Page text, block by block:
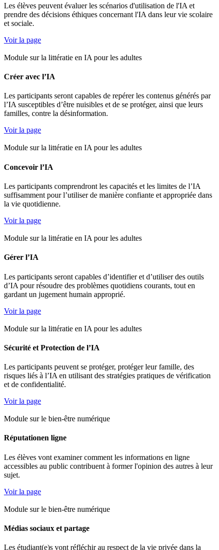
Les élèves peuvent évaluer les scénarios d'utilisation de l'IA et
prendre des décisions éthiques concernant l'IA dans leur vie scolaire
et sociale.
Voir la page
Module sur la littératie en IA pour les adultes
Créer avec l’IA
Les participants seront capables de repérer les contenus générés par
l’IA susceptibles d’être nuisibles et de se protéger, ainsi que leurs
familles, contre la désinformation.
Voir la page
Module sur la littératie en IA pour les adultes
Concevoir l’IA
Les participants comprendront les capacités et les limites de l’IA
suffisamment pour l’utiliser de manière confiante et appropriée dans
la vie quotidienne.
Voir la page
Module sur la littératie en IA pour les adultes
Gérer l’IA
Les participants seront capables d’identifier et d’utiliser des outils
d’IA pour résoudre des problèmes quotidiens courants, tout en
gardant un jugement humain approprié.
Voir la page
Module sur la littératie en IA pour les adultes
Sécurité et Protection de l’IA
Les participants peuvent se protéger, protéger leur famille, des
risques liés à l’IA en utilisant des stratégies pratiques de vérification
et de confidentialité.
Voir la page
Module sur le bien-être numérique
Réputationen ligne
Les élèves vont examiner comment les informations en ligne
accessibles au public contribuent à former l'opinion des autres à leur
sujet.
Voir la page
Module sur le bien-être numérique
Médias sociaux et partage
Les étudiant(e)s vont réfléchir au respect de la vie privée dans la